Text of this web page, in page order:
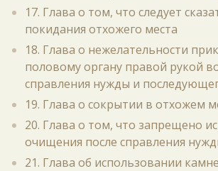
17. Глава о том, что следует
покидания отхожего места
18. Глава о нежелательности
половому органу правой рукой
справления нужды и
19. Глава о сокрытии в отхожем
20. Глава о том, что запрещено
очищения после справления
21. Глава об использовании